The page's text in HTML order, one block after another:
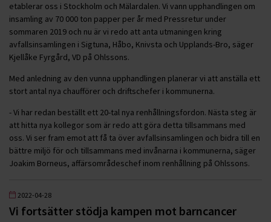
etablerar oss i Stockholm och Mälardalen. Vi vann upphandlingen om
insamling av 70 000 ton papper per år med Pressretur under
sommaren 2019 och nu är vi redo att anta utmaningen kring
avfallsinsamlingen i Sigtuna, Håbo, Knivsta och Upplands-Bro, säger
Kjellåke Fyrgård, VD på Ohlssons.
Med anledning av den vunna upphandlingen planerar vi att anställa ett
stort antal nya chaufförer och driftschefer i kommunerna.
- Vi har redan beställt ett 20-tal nya renhållningsfordon. Nästa steg är
att hitta nya kollegor som är redo att göra detta tillsammans med
oss. Vi ser fram emot att få ta över avfallsinsamlingen och bidra till en
bättre miljö för och tillsammans med invånarna i kommunerna, säger
Joakim Borneus, affärsområdeschef inom renhållning på Ohlssons.
2022-04-28
Vi fortsätter stödja kampen mot barncancer